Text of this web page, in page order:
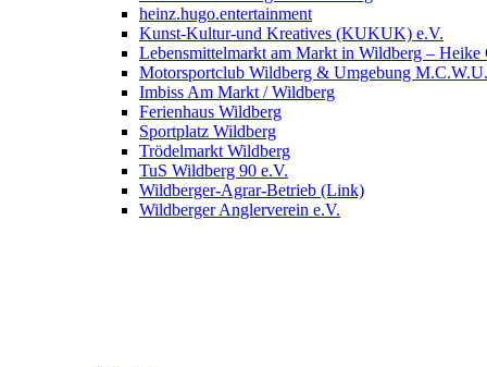
heinz.hugo.entertainment
Kunst-Kultur-und Kreatives (KUKUK) e.V.
Lebensmittelmarkt am Markt in Wildberg – Heike
Motorsportclub Wildberg & Umgebung M.C.W.U.
Imbiss Am Markt / Wildberg
Ferienhaus Wildberg
Sportplatz Wildberg
Trödelmarkt Wildberg
TuS Wildberg 90 e.V.
Wildberger-Agrar-Betrieb (Link)
Wildberger Anglerverein e.V.